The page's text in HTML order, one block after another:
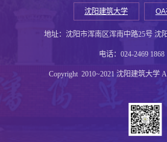
沈阳建筑大学
地址：沈阳市浑南区浑南中路25号 沈
电话：024-2469 1868
Copyright 2010~2021 沈阳建筑大学